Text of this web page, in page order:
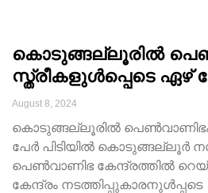
കൊടുങ്ങല്ലൂരില്‍
സ്ത്രീകളുൾപ്പെടെ ഏഴ്
August 8, 2024
കൊടുങ്ങല്ലൂരില്‍ പെൺവാണിഭം
പേർ പിടിയിൽ കൊടുങ്ങല്ലൂർ
പെൺവാണിഭ കേന്ദ്രത്തിൽ
കേന്ദ്രം നടത്തിപ്പുകാരനുൾപ്പടെ